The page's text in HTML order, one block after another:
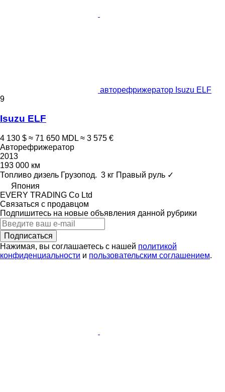
авторефрижератор Isuzu ELF
9
Isuzu ELF
4 130 $ ≈ 71 650 MDL ≈ 3 575 €
Авторефрижератор
2013
193 000 км
Топливо дизель Грузопод. 3 кг Правый руль ✓
Япония
EVERY TRADING Co Ltd
Связаться с продавцом
Подпишитесь на новые объявления данной рубрики
Подписаться
Нажимая, вы соглашаетесь с нашей политикой
конфиденциальности и пользовательским соглашением.